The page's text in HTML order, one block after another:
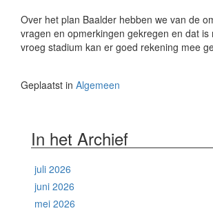
Over het plan Baalder hebben we van de
vragen en opmerkingen gekregen en dat is
vroeg stadium kan er goed rekening mee
Geplaatst in Algemeen
In het Archief
juli 2026
juni 2026
mei 2026